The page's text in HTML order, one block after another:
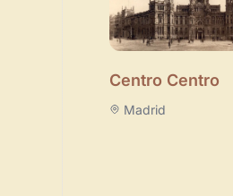
Centro Centro
Madrid